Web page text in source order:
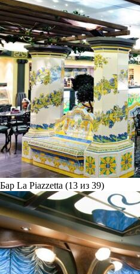
Бар La Piazzetta (13 из 39)